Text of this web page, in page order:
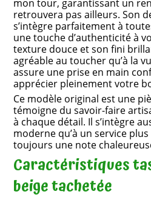
mon tour, garantissant un
retrouvera pas ailleurs. Son
s’intègre parfaitement à
une touche d’authenticité à
texture douce et son fini
agréable au toucher qu’à la
assure une prise en main
apprécier pleinement votre
Ce modèle original est une
témoigne du savoir-faire
à chaque détail. Il s’intègre
moderne qu’à un service
toujours une note
Caractéristiques
beige tachetée